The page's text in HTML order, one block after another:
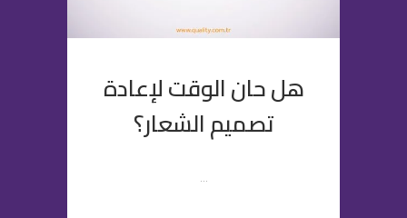
هل حان الوقت لإعادة
تصميم الشعار؟
...